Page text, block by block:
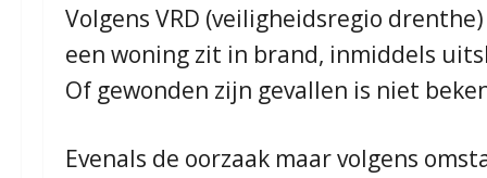
Volgens VRD (veiligheidsregio
een woning zit in brand, inmiddels
Of gewonden zijn gevallen is niet
Evenals de oorzaak maar volgens